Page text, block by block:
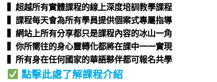
▍超越所有實體課程的線上深度培訓教學課程​
▍課程每天會為所有學員提供個案式專屬指導​
▍網站上所有分享都只是課程內容的冰山一角​
▍你所嚮往的身心靈轉化都將在課中一一實現​
▍所有身在任何國家的華語夥伴都可報名共學​
點擊此處了解課程介紹